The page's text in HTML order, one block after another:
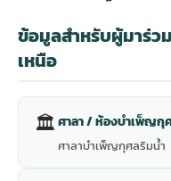
ข้อมูลสำหรับผู้มาร่ว
เหนือ
🏛 ศาลา / ห้องบำเพ็ญกุ
ศาลาบำเพ็ญกุศลริมน้ำ